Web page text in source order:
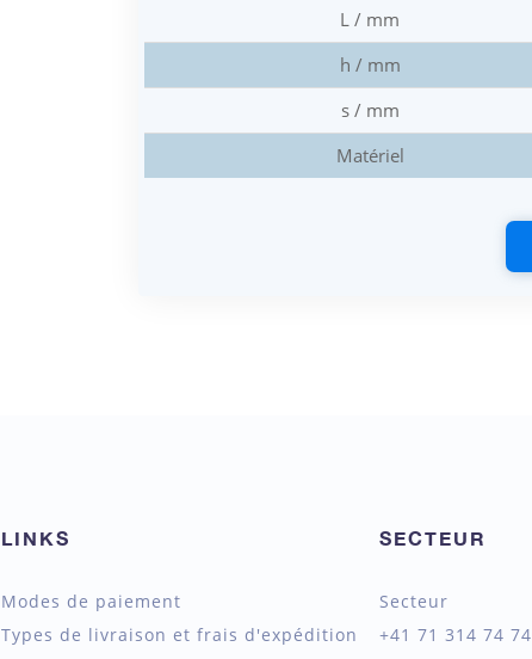
L / mm
h / mm
s / mm
Matériel
LINKS
Modes de paiement
Types de livraison et frais d'expédition
SECTEUR
Secteur
+41 71 314 74 74